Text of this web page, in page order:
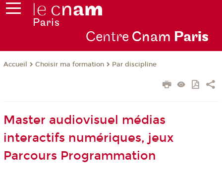
Centre Cnam Paris
Accueil Choisir ma formation Par discipline
Master audiovisuel médias
interactifs numériques, jeux
Parcours Programmation